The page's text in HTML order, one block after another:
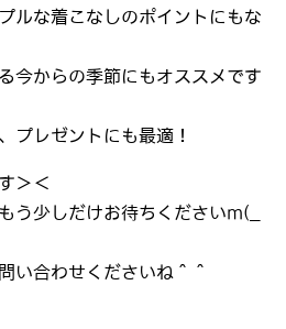
ルな着こなしのポイントにもな
今からの季節にもオススメです
プレゼントにも最適！
＞＜
う少しだけお待ちくださいm(_
い合わせくださいね＾＾